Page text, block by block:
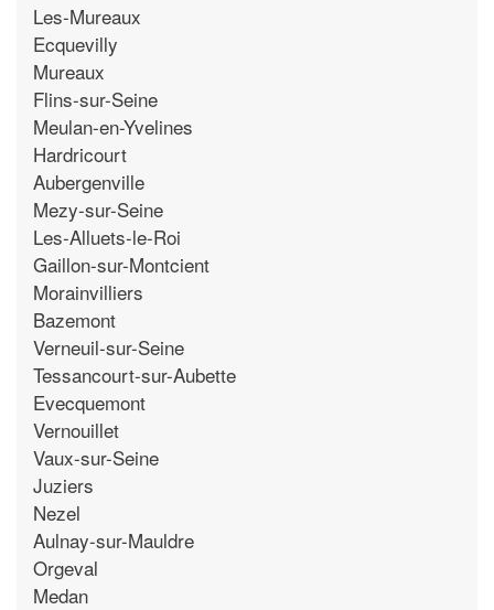
Les-Mureaux
Ecquevilly
Mureaux
Flins-sur-Seine
Meulan-en-Yvelines
Hardricourt
Aubergenville
Mezy-sur-Seine
Les-Alluets-le-Roi
Gaillon-sur-Montcient
Morainvilliers
Bazemont
Verneuil-sur-Seine
Tessancourt-sur-Aubette
Evecquemont
Vernouillet
Vaux-sur-Seine
Juziers
Nezel
Aulnay-sur-Mauldre
Orgeval
Medan